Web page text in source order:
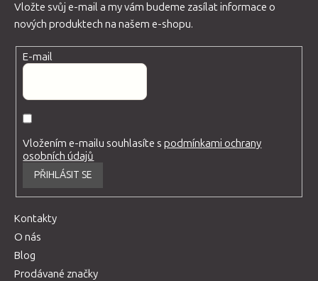
Vložte svůj e-mail a my vám budeme zasílat informace o
nových produktech na našem e-shopu.
E-mail
Vložením e-mailu souhlasíte spodmínkami ochrany
osobních údajů
PŘIHLÁSIT SE
Kontakty
O nás
Blog
Prodávané značky